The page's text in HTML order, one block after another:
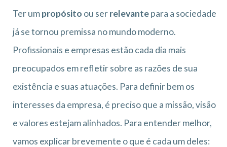
Ter umpropósito ou serrelevantepara a sociedade
já se tornou premissa no mundo moderno.
Profissionais e empresas estão cada dia mais
preocupados em refletir sobre as razões de sua
existência e suas atuações. Para definir bem os
interesses da empresa, é preciso que a missão, visão
e valores estejam alinhados. Para entender melhor,
vamos explicar brevemente o que é cada um deles: